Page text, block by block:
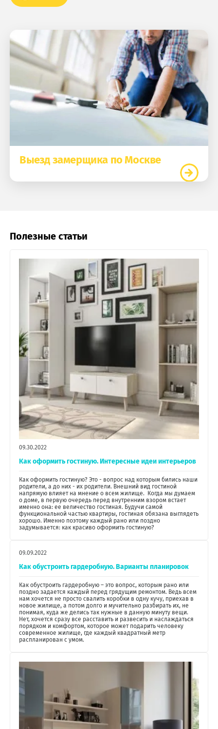
Выезд замерщика по Москве
Полезные статьи
09.30.2022
Как оформить гостиную. Интересные идеи интерьеров
Как оформить гостиную? Это - вопрос над которым бились наши
родители, а до них - их родители. Внешний вид гостиной
напрямую влияет на мнение о всем жилище. Когда мы думаем
о доме, в первую очередь перед внутренним взором встает
именно она: ее величество гостиная. Будучи самой
функциональной частью квартиры, гостиная обязана выглядеть
хорошо. Именно поэтому каждый рано или поздно
задумывается: как красиво оформить гостиную?
09.09.2022
Как обустроить гардеробную. Варианты планировок
Как обустроить гардеробную – это вопрос, которым рано или
поздно задается каждый перед грядущим ремонтом. Ведь всем
нам хочется не просто свалить коробки в одну кучу, приехав в
новое жилище, а потом долго и мучительно разбирать их, не
понимая, куда же делись так нужные в данную минуту вещи.
Нет, хочется сразу все расставить и развесить и наслаждаться
порядком и комфортом, которое может подарить человеку
современное жилище, где каждый квадратный метр
распланирован с умом.